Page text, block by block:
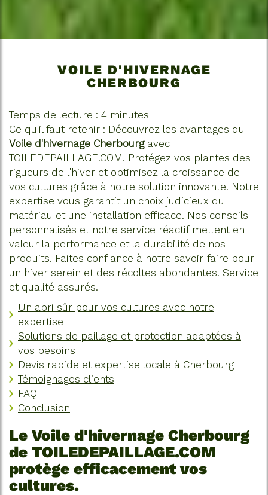
VOILE D'HIVERNAGE
CHERBOURG
Temps de lecture : 4 minutes
Ce qu'il faut retenir : Découvrez les avantages du
Voile d'hivernage Cherbourgavec
TOILEDEPAILLAGE.COM. Protégez vos plantes des
rigueurs de l'hiver et optimisez la croissance de
vos cultures grâce à notre solution innovante. Notre
expertise vous garantit un choix judicieux du
matériau et une installation efficace. Nos conseils
personnalisés et notre service réactif mettent en
valeur la performance et la durabilité de nos
produits. Faites confiance à notre savoir-faire pour
un hiver serein et des récoltes abondantes. Service
et qualité assurés.
Un abri sûr pour vos cultures avec notre
expertise
Solutions de paillage et protection adaptées à
vos besoins
Devis rapide et expertise locale à Cherbourg
Témoignages clients
FAQ
Conclusion
Le Voile d'hivernage Cherbourg
de TOILEDEPAILLAGE.COM
protège efficacement vos
cultures.